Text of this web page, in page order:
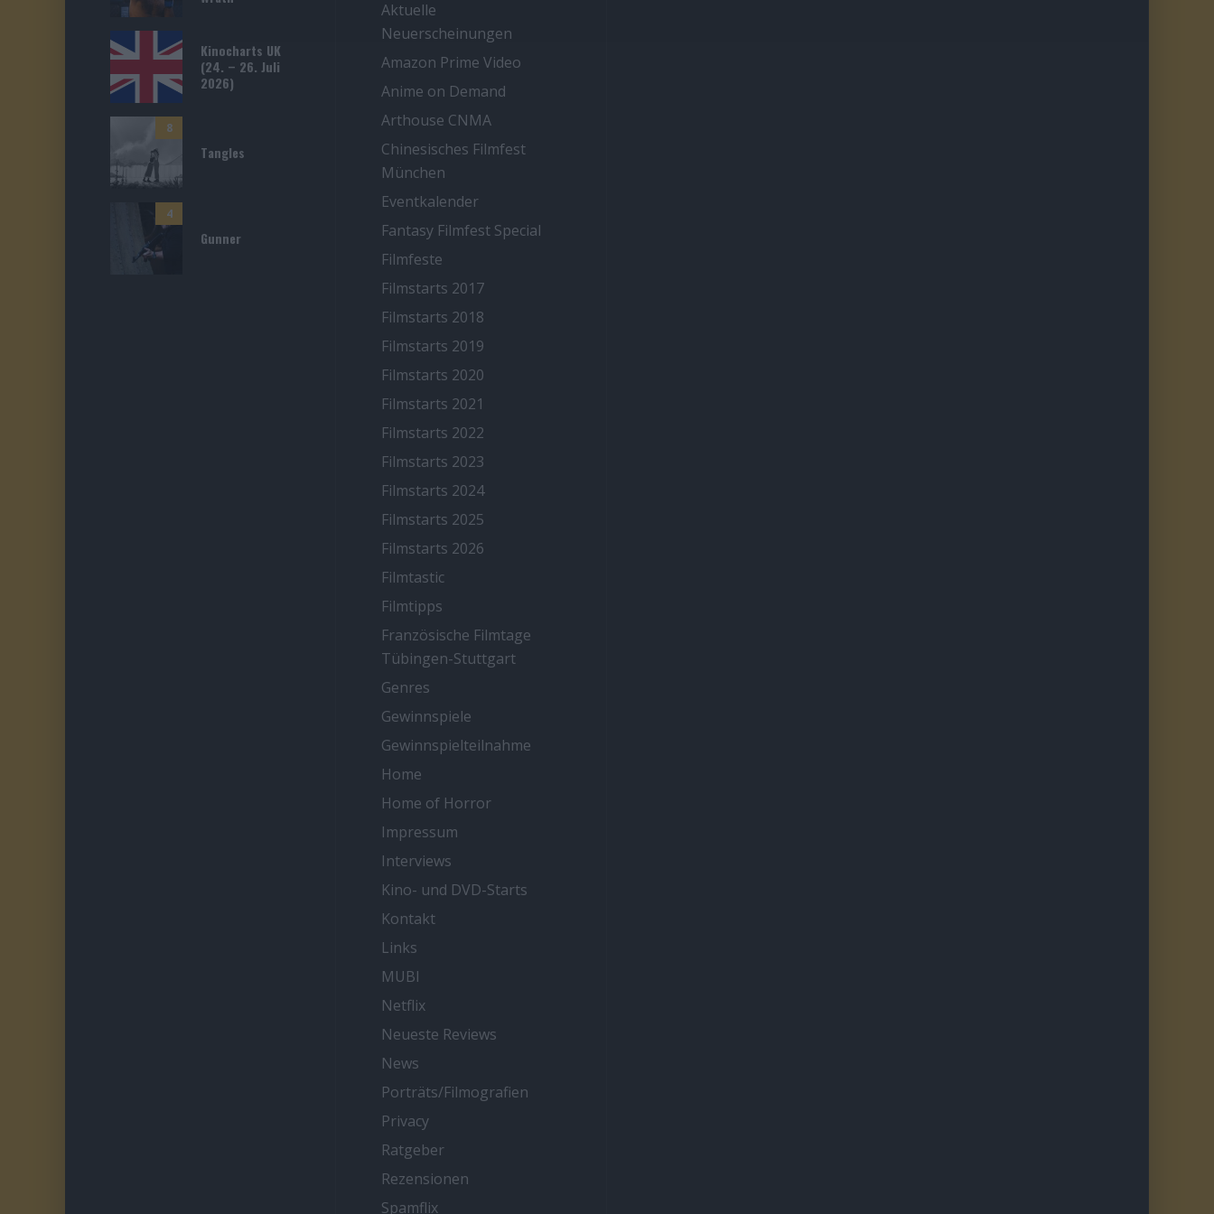
Kinocharts UK
(24. – 26. Juli
2026)
8
Tangles
4
Gunner
Aktuelle
Neuerscheinungen
Amazon Prime Video
Anime on Demand
Arthouse CNMA
Chinesisches Filmfest
München
Eventkalender
Fantasy Filmfest Special
Filmfeste
Filmstarts 2017
Filmstarts 2018
Filmstarts 2019
Filmstarts 2020
Filmstarts 2021
Filmstarts 2022
Filmstarts 2023
Filmstarts 2024
Filmstarts 2025
Filmstarts 2026
Filmtastic
Filmtipps
Französische Filmtage
Tübingen-Stuttgart
Genres
Gewinnspiele
Gewinnspielteilnahme
Home
Home of Horror
Impressum
Interviews
Kino- und DVD-Starts
Kontakt
Links
MUBI
Netflix
Neueste Reviews
News
Porträts/Filmografien
Privacy
Ratgeber
Rezensionen
Spamflix